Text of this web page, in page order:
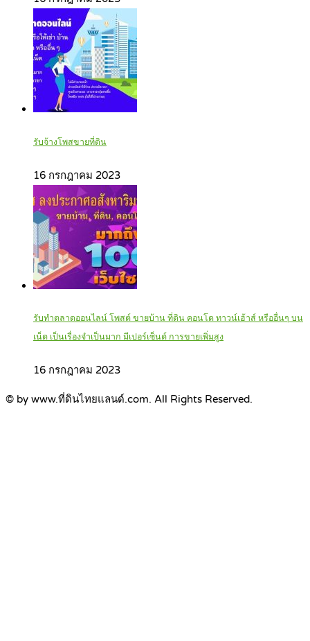
รับจ้างโพสขายที่ดิน
16 กรกฎาคม 2023
รับทำตลาดออนไลน์ โพสต์ ขายบ้าน ที่ดิน คอนโด ทาวน์เฮ้าส์ หรืออื่นๆ บน
เน็ต เป็นเรื่องจำเป็นมาก มีเปอร์เซ็นต์ การขายเพิ่มสูง
16 กรกฎาคม 2023
© by www.ที่ดินไทยแลนด์.com. All Rights Reserved.